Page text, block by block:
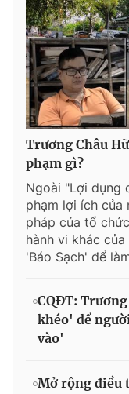
Trương Châu
phạm gì?
Ngoài "Lợi dụng
phạm lợi ích của
pháp của tổ
hành vi khác
'Báo Sạch' để
CQĐT:
khéo' để
vào'
Mở rộng điều